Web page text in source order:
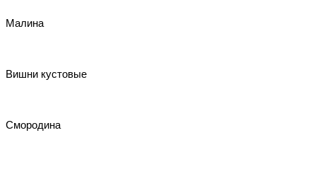
Малина
Вишни кустовые
Смородина